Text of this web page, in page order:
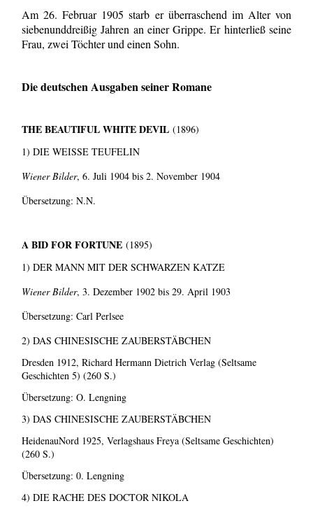
Am 26. Februar 1905 starb er überraschend im Alter von
siebenunddreißig Jahren an einer Grippe. Er hinterließ seine
Frau, zwei Töchter und einen Sohn.
Die deutschen Ausgaben seiner Romane
THE BEAUTIFUL WHITE DEVIL (1896)
1) DIE WEISSE TEUFELIN
Wiener Bilder, 6. Juli 1904 bis 2. November 1904
Übersetzung: N.N.
A BID FOR FORTUNE(1895)
1) DER MANN MIT DER SCHWARZEN KATZE
Wiener Bilder, 3. Dezember 1902 bis 29. April 1903
Übersetzung: Carl Perlsee
2) DAS CHINESISCHE ZAUBERSTÄBCHEN
Dresden 1912, Richard Hermann Dietrich Verlag (Seltsame
Geschichten 5) (260 S.)
Übersetzung: O. Lengning
3) DAS CHINESISCHE ZAUBERSTÄBCHEN
HeidenauNord 1925, Verlagshaus Freya (Seltsame Geschichten)
(260 S.)
Übersetzung: 0. Lengning
4) DIE RACHE DES DOCTOR NIKOLA